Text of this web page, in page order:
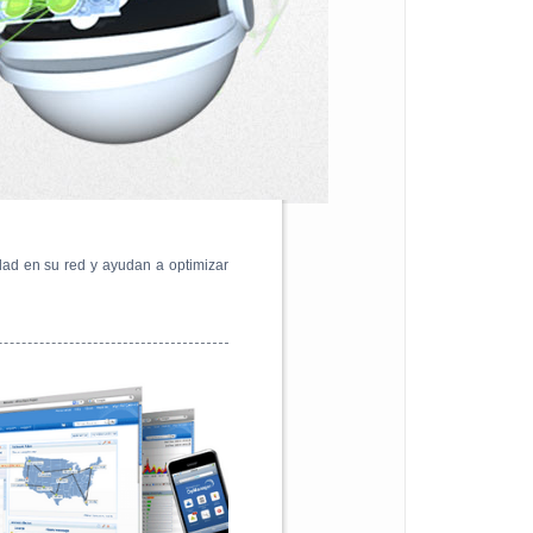
en su red y ayudan a optimizar